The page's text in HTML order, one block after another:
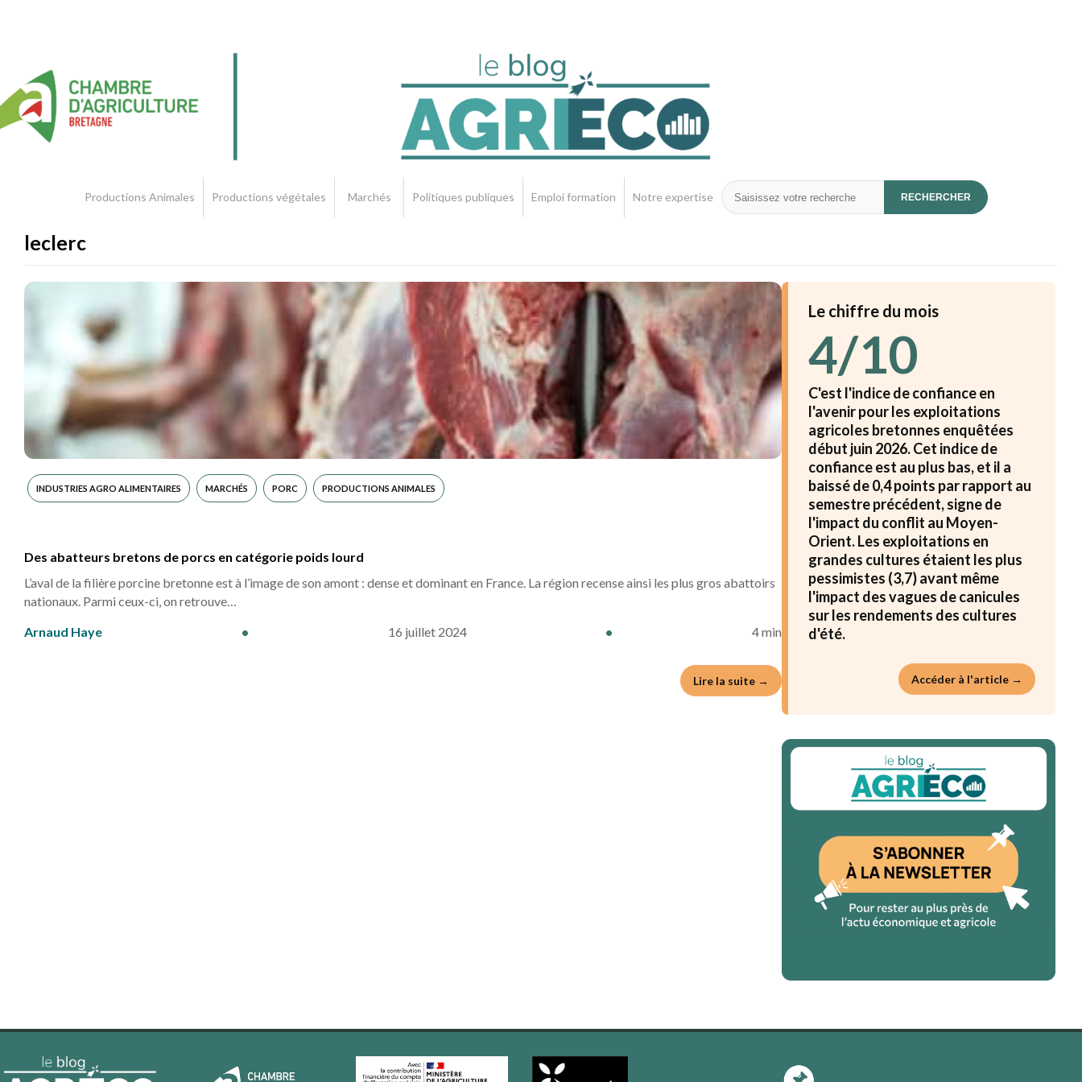
Productions Animales Productions végétales Marchés Politiques publiques Emploi formation Notre expertise
Rechercher
RECHERCHER
leclerc
INDUSTRIES AGRO ALIMENTAIRES MARCHÉS PORC PRODUCTIONS ANIMALES
Des abatteurs bretons de porcs en catégorie poids lourd
L’aval de la filière porcine bretonne est à l’image de son amont : dense et dominant en France. La région recense ainsi les plus gros abattoirs
nationaux. Parmi ceux-ci, on retrouve…
Arnaud Haye
• 16 juillet 2024 • 4 min
Lire la suite →
Le chiffre du mois
4/10
C'est l'indice de confiance en
l'avenir pour les exploitations
agricoles bretonnes enquêtées
début juin 2026. Cet indice de
confiance est au plus bas, et il a
baissé de 0,4 points par rapport au
semestre précédent, signe de
l'impact du conflit au Moyen-
Orient. Les exploitations en
grandes cultures étaient les plus
pessimistes (3,7) avant même
l'impact des vagues de canicules
sur les rendements des cultures
d'été.
Accéder à l'article →